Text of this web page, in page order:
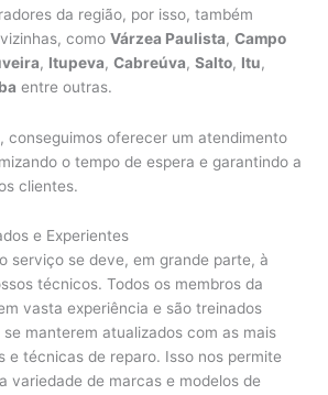
da região, por isso, também
como Várzea Paulista, Campo
, Itupeva, Cabreúva, Salto, Itu,
entre outras.
conseguimos oferecer um atendimento
o tempo de espera e garantindo a
clientes.
e Experientes
serviço se deve, em grande parte, à
técnicos. Todos os membros da
vasta experiência e são treinados
manterem atualizados com as mais
e técnicas de reparo. Isso nos permite
variedade de marcas e modelos de